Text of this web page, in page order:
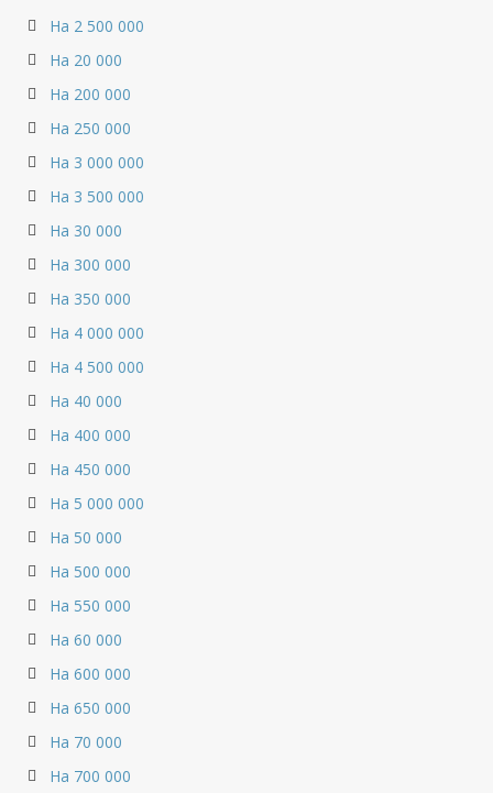
На 2 500 000
На 20 000
На 200 000
На 250 000
На 3 000 000
На 3 500 000
На 30 000
На 300 000
На 350 000
На 4 000 000
На 4 500 000
На 40 000
На 400 000
На 450 000
На 5 000 000
На 50 000
На 500 000
На 550 000
На 60 000
На 600 000
На 650 000
На 70 000
На 700 000